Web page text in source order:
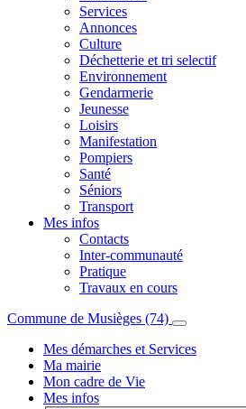
Services
Annonces
Culture
Déchetterie et tri selectif
Environnement
Gendarmerie
Jeunesse
Loisirs
Manifestation
Pompiers
Santé
Séniors
Transport
Mes infos
Contacts
Inter-communauté
Pratique
Travaux en cours
Commune de Musièges (74)
Mes démarches et Services
Ma mairie
Mon cadre de Vie
Mes infos